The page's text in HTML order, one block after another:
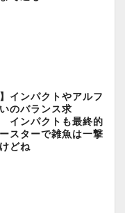
インパクトやアルフ
のバランス求
ンパクトも最終的
スターで雑魚は一撃
どね